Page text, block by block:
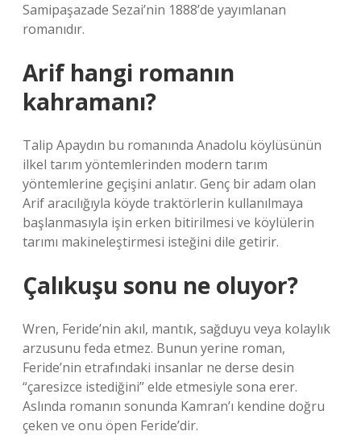
Samipaşazade Sezai’nin 1888’de yayımlanan
romanıdır.
Arif hangi romanın
kahramanı?
Talip Apaydın bu romanında Anadolu köylüsünün
ilkel tarım yöntemlerinden modern tarım
yöntemlerine geçişini anlatır. Genç bir adam olan
Arif aracılığıyla köyde traktörlerin kullanılmaya
başlanmasıyla işin erken bitirilmesi ve köylülerin
tarımı makineleştirmesi isteğini dile getirir.
Çalıkuşu sonu ne oluyor?
Wren, Feride’nin akıl, mantık, sağduyu veya kolaylık
arzusunu feda etmez. Bunun yerine roman,
Feride’nin etrafındaki insanlar ne derse desin
“çaresizce istediğini” elde etmesiyle sona erer.
Aslında romanın sonunda Kamran’ı kendine doğru
çeken ve onu öpen Feride’dir.